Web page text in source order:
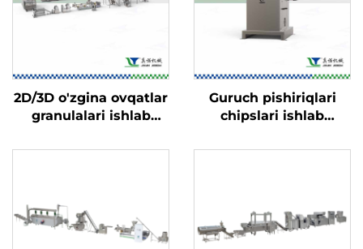
2D/3D o'zgina ovqatlar
granulalari ishlab
Guruch pishiriqlari
chipslari ishlab